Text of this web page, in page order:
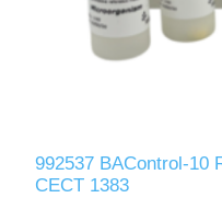
992537 BAControl-10
CECT 1383